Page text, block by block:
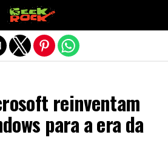
reinventam
para a era da
da versão mobile